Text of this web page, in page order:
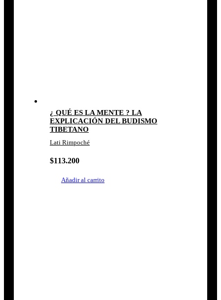
¿ QUÉ ES LA MENTE ? LA
EXPLICACIÓN DEL BUDISMO
TIBETANO
Lati Rimpoché
$113.200
Añadir al carrito